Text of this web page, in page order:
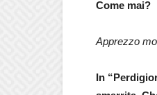
Come mai?
Apprezzo
In